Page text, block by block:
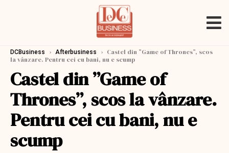
DCBusiness › Afterbusiness › Castel din ”Game of Thrones”, scos
la vânzare. Pentru cei cu bani, nu e scump
Castel din ”Game of
Thrones”, scos la vânzare.
Pentru cei cu bani, nu e
scump